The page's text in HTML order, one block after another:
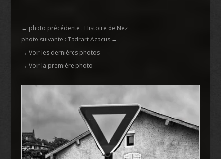
← photo précédente : Histoire de Nez
photo suivante : Tadrart Acacus→
→ Voir les dernières photos
→ Voir la première photo